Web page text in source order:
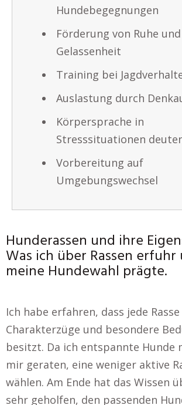
Hundebegegnungen
Förderung von Ruhe und
Gelassenheit
Training bei
Auslastung durch
Körpersprache in
Stresssituationen
Vorbereitung auf
Umgebungswechsel
Hunderassen und ihre
Was ich über Rassen
meine Hundewahl prägte.
Ich habe erfahren, dass jede
Charakterzüge und besondere
besitzt. Da ich entspannte Hunde
mir geraten, eine weniger aktive
wählen. Am Ende hat das Wissen
sehr geholfen, den passenden